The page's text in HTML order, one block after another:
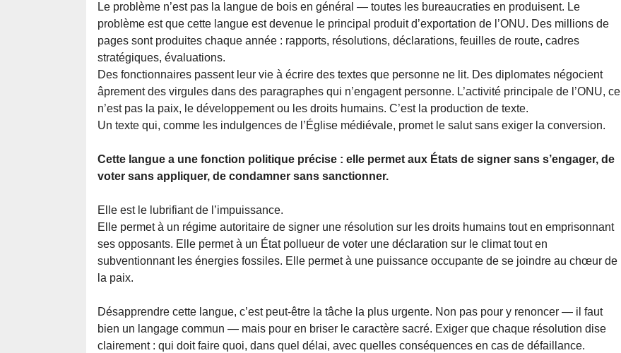
Le problème n’est pas la langue de bois en général — toutes les bureaucraties en produisent. Le
problème est que cette langue est devenue le principal produit d’exportation de l’ONU. Des millions de
pages sont produites chaque année : rapports, résolutions, déclarations, feuilles de route, cadres
stratégiques, évaluations.
Des fonctionnaires passent leur vie à écrire des textes que personne ne lit. Des diplomates négocient
âprement des virgules dans des paragraphes qui n’engagent personne. L’activité principale de l’ONU, ce
n’est pas la paix, le développement ou les droits humains. C’est la production de texte.
Un texte qui, comme les indulgences de l’Église médiévale, promet le salut sans exiger la conversion.
Cette langue a une fonction politique précise : elle permet aux États de signer sans s’engager, de
voter sans appliquer, de condamner sans sanctionner.
Elle est le lubrifiant de l’impuissance.
Elle permet à un régime autoritaire de signer une résolution sur les droits humains tout en emprisonnant
ses opposants. Elle permet à un État pollueur de voter une déclaration sur le climat tout en
subventionnant les énergies fossiles. Elle permet à une puissance occupante de se joindre au chœur de
la paix.
Désapprendre cette langue, c’est peut-être la tâche la plus urgente. Non pas pour y renoncer — il faut
bien un langage commun — mais pour en briser le caractère sacré. Exiger que chaque résolution dise
clairement : qui doit faire quoi, dans quel délai, avec quelles conséquences en cas de défaillance.